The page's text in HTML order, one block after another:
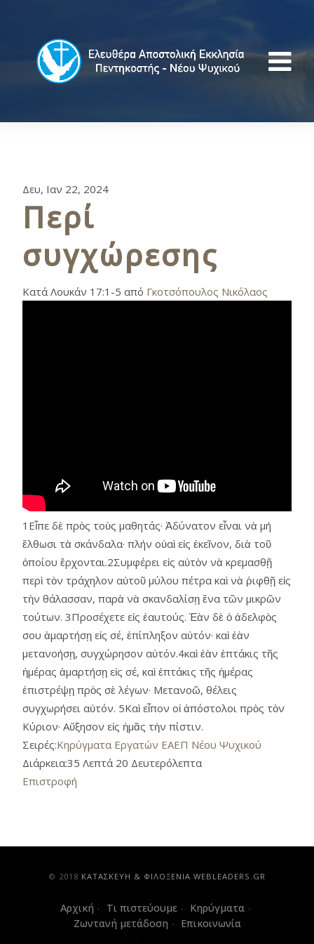
Δευ, Ιαν 22, 2024
Περί
συγχώρεσης
Κατά Λουκάν 17:1-5 από Γκοτσόπουλος Νικόλαος
1Εἶπε δὲ πρὸς τοὺς μαθητάς· Ἀδύνατον εἶναι νὰ μή
ἔλθωσι τὰ σκάνδαλα· πλήν οὐαὶ εἰς ἐκεῖνον, διὰ τοῦ
ὁποίου ἔρχονται.2Συμφέρει εἰς αὐτὸν νὰ κρεμασθῇ
περὶ τὸν τράχηλον αὐτοῦ μύλου πέτρα καὶ νὰ ῥιφθῇ εἰς
τὴν θάλασσαν, παρὰ νὰ σκανδαλίσῃ ἕνα τῶν μικρῶν
τούτων. 3Προσέχετε εἰς ἑαυτούς. Ἐὰν δὲ ὁ ἀδελφὸς
σου ἁμαρτήσῃ εἰς σέ, ἐπίπληξον αὐτόν· καὶ ἐὰν
μετανοήσῃ, συγχώρησον αὐτόν.4καὶ ἐὰν ἑπτάκις τῆς
ἡμέρας ἁμαρτήσῃ εἰς σέ, καὶ ἑπτάκις τῆς ἡμέρας
ἐπιστρέψῃ πρὸς σὲ λέγων· Μετανοῶ, θέλεις
συγχωρήσει αὐτόν. 5Καὶ εἶπον οἱ ἀπόστολοι πρὸς τὸν
Κύριον· Αὔξησον εἰς ἡμᾶς τὴν πίστιν.
Σειρές:Κηρύγματα Εργατών ΕΑΕΠ Νέου Ψυχικού
Διάρκεια:35 Λεπτά 20 Δευτερόλεπτα
Επιστροφή
Αρχική Τι πιστεύουμε
Κηρύγματα
Ζωντανή μετάδοση
Επικοινωνία
© 2018 ΚAΤΑΣΚΕΥΗ & ΦΙΛΟΞΕΝΙΑ WEBLEADERS.GR